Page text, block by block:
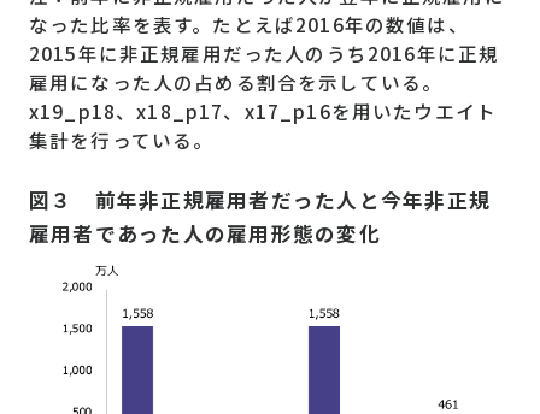
なった比率を表す。たとえば2016年の数値は、
2015年に非正規雇用だった人のうち2016年に正規
雇用になった人の占める割合を示している。
x19_p18、x18_p17、x17_p16を用いたウエイト
集計を行っている。
図３ 前年非正規雇用者だった人と今年非正規
雇用者であった人の雇用形態の変化